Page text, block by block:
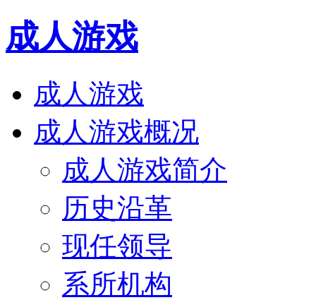
成人游戏
成人游戏
成人游戏概况
成人游戏简介
历史沿革
现任领导
系所机构